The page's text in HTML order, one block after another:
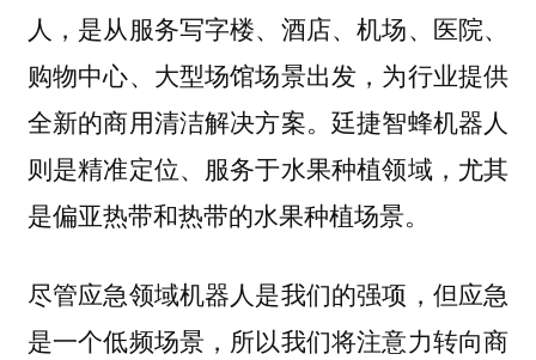
人，是从服务写字楼、酒店、机场、医院、
购物中心、大型场馆场景出发，为行业提供
全新的商用清洁解决方案。廷捷智蜂机器人
则是精准定位、服务于水果种植领域，尤其
是偏亚热带和热带的水果种植场景。
尽管应急领域机器人是我们的强项，但应急
是一个低频场景，所以我们将注意力转向商